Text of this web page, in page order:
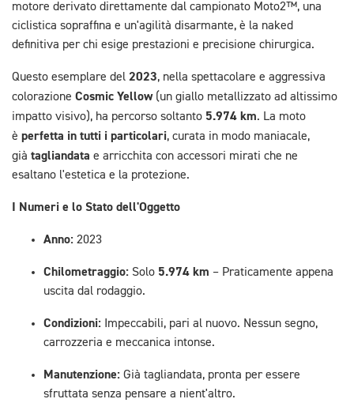
motore derivato direttamente dal campionato Moto2™, una
ciclistica sopraffina e un'agilità disarmante, è la naked
definitiva per chi esige prestazioni e precisione chirurgica.
Questo esemplare del 2023, nella spettacolare e aggressiva
colorazione Cosmic Yellow(un giallo metallizzato ad altissimo
impatto visivo), ha percorso soltanto 5.974 km. La moto
è perfetta in tutti i particolari, curata in modo maniacale,
già tagliandata e arricchita con accessori mirati che ne
esaltano l'estetica e la protezione.
I Numeri e lo Stato dell'Oggetto
Anno: 2023
Chilometraggio: Solo 5.974 km – Praticamente appena
uscita dal rodaggio.
Condizioni: Impeccabili, pari al nuovo. Nessun segno,
carrozzeria e meccanica intonse.
Manutenzione: Già tagliandata, pronta per essere
sfruttata senza pensare a nient'altro.